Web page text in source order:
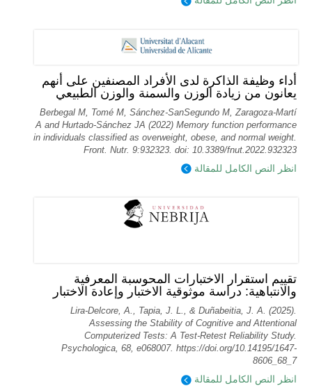
أداء وظيفة الذاكرة لدى الأفراد المصنفين على أنهم
يعانون من زيادة الوزن والسمنة والوزن الطبيعي
Berbegal M, Tomé M, Sánchez-SanSegundo M, Zaragoza-Martí
A and Hurtado-Sánchez JA (2022) Memory function performance
in individuals classified as overweight, obese, and normal weight.
Front. Nutr. 9:932323. doi: 10.3389/fnut.2022.932323
انظر النص الكامل للمقالة
تقييم استقرار الاختبارات المحوسبة المعرفية
والانتباهية: دراسة موثوقية الاختبار وإعادة الاختبار
Lira-Delcore, A., Tapia, J. L., & Duñabeitia, J. A. (2025).
Assessing the Stability of Cognitive and Attentional
Computerized Tests: A Test-Retest Reliability Study.
Psychologica, 68, e068007. https://doi.org/10.14195/1647-
8606_68_7
انظر النص الكامل للمقالة